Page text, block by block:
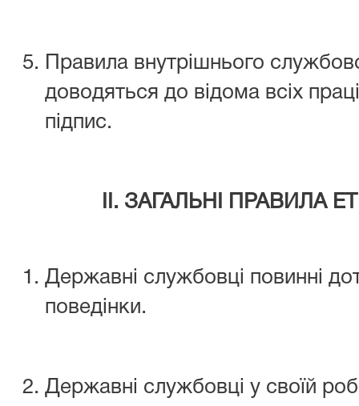
Правила внутрішнього
доводяться до відома всіх
підпис.
ІІ. ЗАГАЛЬНІ ПРАВИЛА
Державні службовці повинні
поведінки.
Державні службовці у своїй